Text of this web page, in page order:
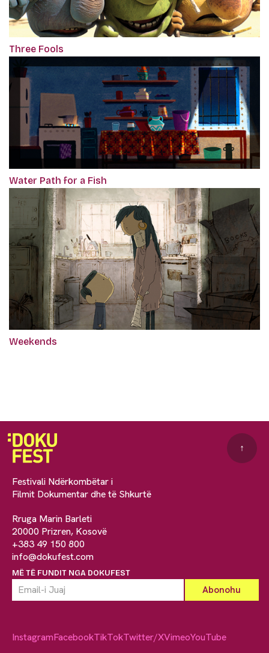
Three Fools
Water Path for a Fish
Weekends
Festivali Ndërkombëtar i
Filmit Dokumentar dhe të Shkurtë
Rruga Marin Barleti
20000 Prizren, Kosovë
+383 49 150 800
info@dokufest.com
MË TË FUNDIT NGA DOKUFEST
↑
InstagramFacebookTikTokTwitter/XVimeoYouTube